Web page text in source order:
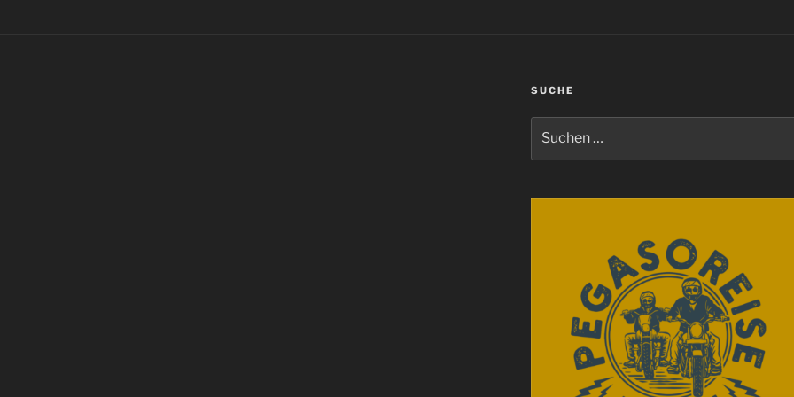
SUCHE
nach: